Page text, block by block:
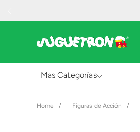
Mas Categorías
Figuras de Acción